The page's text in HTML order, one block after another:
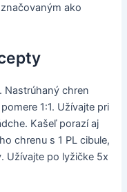
ako
Nastrúhaný chren
1:1. Užívajte pri
Kašeľ porazí aj
chrenu s 1 PL cibule,
Užívajte po lyžičke 5x